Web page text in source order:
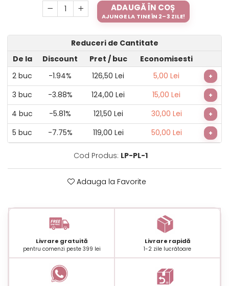
ADAUGĂ ÎN COȘ
AJUNGE LA TINE ÎN 2–3 ZILE!
Reduceri de Cantitate
De la
Discount Pret / buc
Economisesti
2 buc -1.94% 126,50 Lei 5,00 Lei +
3 buc -3.88% 124,00 Lei 15,00 Lei +
4 buc -5.81% 121,50 Lei 30,00 Lei +
5 buc -7.75% 119,00 Lei 50,00 Lei +
Cod Produs: LP-PL-1
Adauga la Favorite
Livrare gratuită
pentru comenzi peste 399 lei
Livrare rapidă
1-2 zile lucrătoare